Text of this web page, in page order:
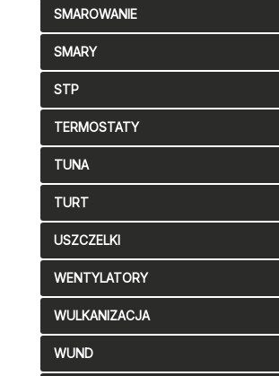
SMAROWANIE
SMARY
STP
TERMOSTATY
TUNA
TURT
USZCZELKI
WENTYLATORY
WULKANIZACJA
WUND